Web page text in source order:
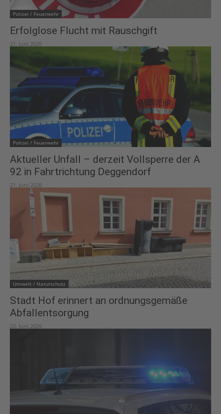
Polizei / Feuerwehr
Erfolglose Flucht mit Rauschgift
21. Juni 2026
Polizei / Feuerwehr
Aktueller Unfall – derzeit Vollsperre der A
92 in Fahrtrichtung Deggendorf
21. Juni 2026
Umwelt / Naturschutz
Stadt Hof erinnert an ordnungsgemäße
Abfallentsorgung
20. Juni 2026